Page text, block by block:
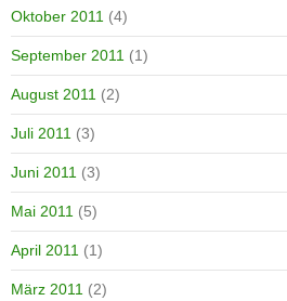
Oktober 2011 (4)
September 2011 (1)
August 2011 (2)
Juli 2011 (3)
Juni 2011 (3)
Mai 2011 (5)
April 2011 (1)
März 2011 (2)